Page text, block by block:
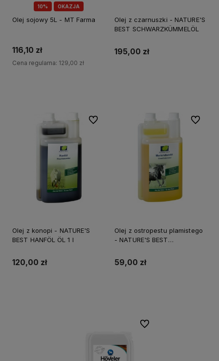
10% OKAZJA
Olej sojowy 5L - MT Farma
116,10 zł
Cena regularna: 129,00 zł
Olej z czarnuszki - NATURE'S
BEST SCHWARZKÜMMELÖL
195,00 zł
Olej z konopi - NATURE'S
BEST HANFÖL ÖL 1 l
120,00 zł
Do ulubionych
Olej z ostropestu plamistego
- NATURE'S BEST
59,00 zł
Do
Do ulubionych